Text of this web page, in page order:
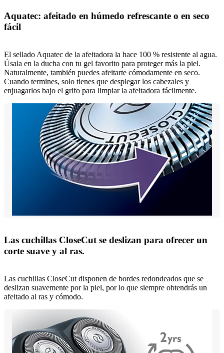
Aquatec: afeitado en húmedo refrescante o en seco
fácil
El sellado Aquatec de la afeitadora la hace 100 % resistente al agua.
Úsala en la ducha con tu gel favorito para proteger más la piel.
Naturalmente, también puedes afeitarte cómodamente en seco.
Cuando termines, solo tienes que desplegar los cabezales y
enjuagarlos bajo el grifo para limpiar la afeitadora fácilmente.
Las cuchillas CloseCut se deslizan para ofrecer un
corte suave y al ras.
Las cuchillas CloseCut disponen de bordes redondeados que se
deslizan suavemente por la piel, por lo que siempre obtendrás un
afeitado al ras y cómodo.